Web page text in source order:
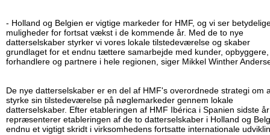
- Holland og Belgien er vigtige markeder for HMF, og vi ser
muligheder for fortsat vækst i de kommende år. Med de to nye
datterselskaber styrker vi vores lokale tilstedeværelse og skaber
grundlaget for et endnu tættere samarbejde med kunder, opbyggere,
forhandlere og partnere i hele regionen, siger Mikkel Winther
De nye datterselskaber er en del af HMF's overordnede strategi om
styrke sin tilstedeværelse på nøglemarkeder gennem lokale
datterselskaber. Efter etableringen af HMF Ibérica i Spanien sidste år
repræsenterer etableringen af de to datterselskaber i Holland og
endnu et vigtigt skridt i virksomhedens fortsatte internationale